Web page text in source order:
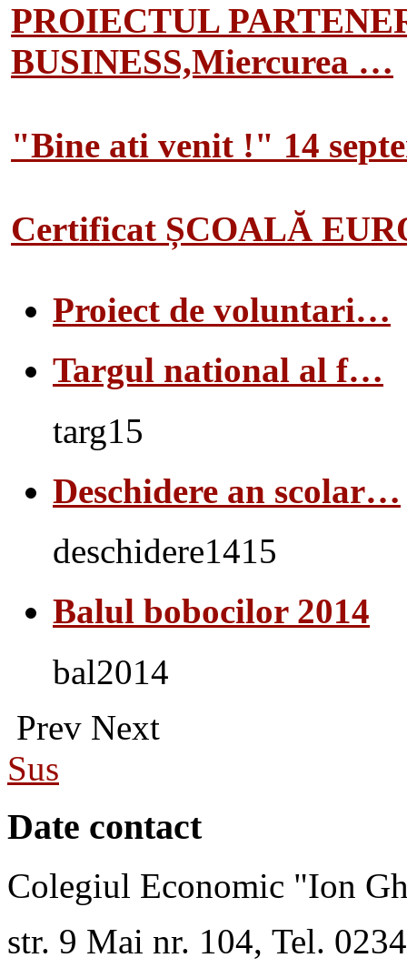
PROIECTUL
BUSINESS,Miercurea …
"Bine ati venit !" 14
Certificat ȘCOALĂ
Proiect de voluntari…
Targul national al f…
targ15
Deschidere an scolar…
deschidere1415
Balul bobocilor 2014
bal2014
Prev Next
Sus
Date contact
Colegiul Economic "Ion
str. 9 Mai nr. 104, Tel.